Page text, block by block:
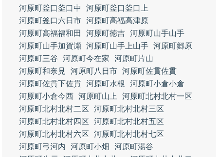
河原町釜口釜口中
河原町釜口釜口上
河原町釜口六日市 河原町高福高津原
河原町高福福和田
河原町徳吉 河原町山手山手
河原町山手加賀瀬 河原町山手上山手 河原町郷原
河原町三谷
河原町今在家
河原町片山
河原町和奈見
河原町八日市 河原町佐貫佐貫
河原町佐貫下佐貫 河原町水根
河原町小倉小倉
河原町小倉今西 河原町山上
河原町北村北村一区
河原町北村北村二区
河原町北村北村三区
河原町北村北村四区
河原町北村北村五区
河原町北村北村六区
河原町北村北村七区
河原町弓河内
河原町小畑
河原町湯谷